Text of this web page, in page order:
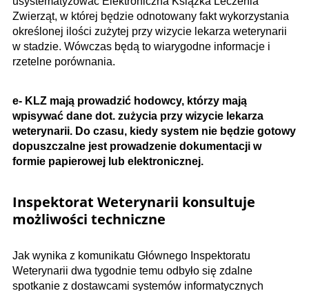
Zwierząt, w której będzie odnotowany fakt wykorzystania
określonej ilości zużytej przy wizycie lekarza weterynarii
w stadzie. Wówczas będą to wiarygodne informacje i
rzetelne porównania.
e- KLZ mają prowadzić hodowcy, którzy mają
wpisywać dane dot. zużycia przy wizycie lekarza
weterynarii. Do czasu, kiedy system nie będzie gotowy
dopuszczalne jest prowadzenie dokumentacji w
formie papierowej lub elektronicznej.
Inspektorat Weterynarii konsultuje
możliwości techniczne
Jak wynika z komunikatu Głównego Inspektoratu
Weterynarii dwa tygodnie temu odbyło się zdalne
spotkanie z dostawcami systemów informatycznych